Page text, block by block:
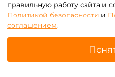
Информация
правильную работу сайта и
Политикой безопасности и
соглашением.